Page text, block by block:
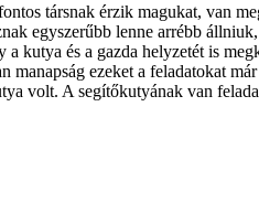
társnak érzik magukat, van
egyszerűbb lenne arrébb
kutya és a gazda helyzetét is
ezeket a feladatokat
volt. A segítőkutyának van